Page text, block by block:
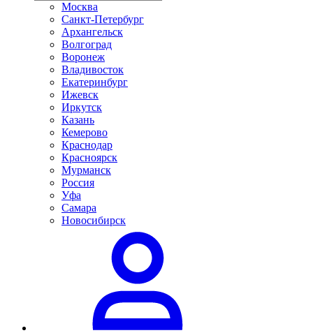
Москва
Санкт-Петербург
Архангельск
Волгоград
Воронеж
Владивосток
Екатеринбург
Ижевск
Иркутск
Казань
Кемерово
Краснодар
Красноярск
Мурманск
Россия
Уфа
Самара
Новосибирск